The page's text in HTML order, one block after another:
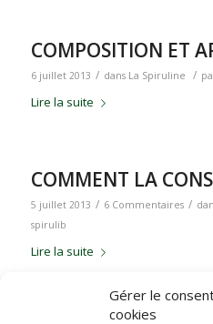
Gérer le
cookies
COMPOSITION ET
6 juillet 2013 / dans La Spiruline /
Lire la suite
COMMENT LA
5 juillet 2013 / 6 Commentaires /
spirulib
Lire la suite